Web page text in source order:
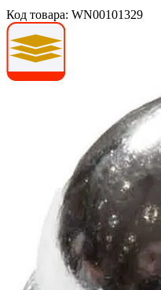
Код товара: WN00101329